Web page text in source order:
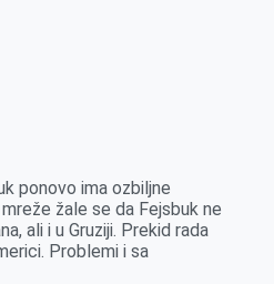
ponovo ima ozbiljne
žale se da Fejsbuk ne
ali i u Gruziji. Prekid rada
Problemi i sa